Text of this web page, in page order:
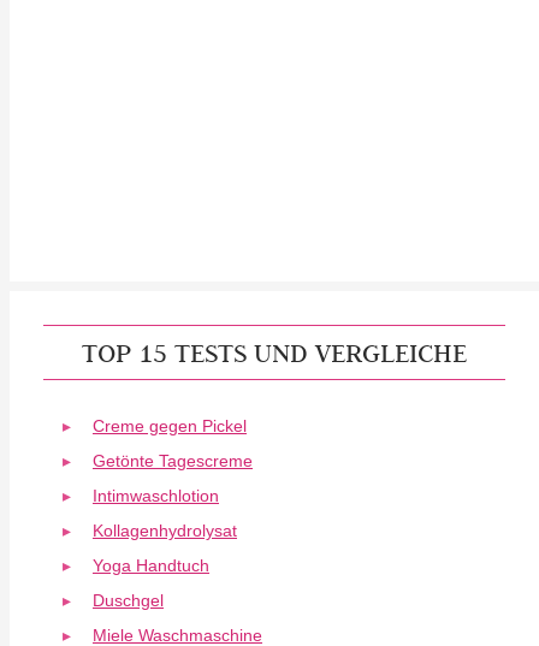
TOP 15 TESTS UND VERGLEICHE
Creme gegen Pickel
Getönte Tagescreme
Intimwaschlotion
Kollagenhydrolysat
Yoga Handtuch
Duschgel
Miele Waschmaschine